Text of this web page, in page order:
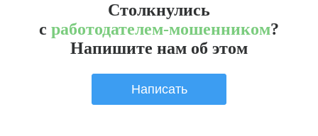
Столкнулись
с работодателем-мошенником?
Напишите нам об этом
Написать